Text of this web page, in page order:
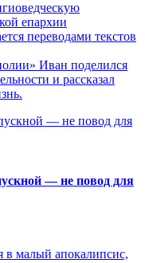
епархии
переводами текстов
Иван поделился
и рассказал
— не повод для
в малый апокалипсис,